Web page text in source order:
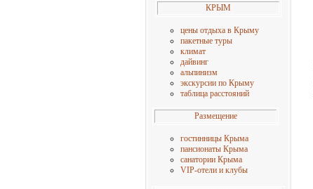
КРЫМ
цены отдыха в Крыму
пакетные туры
климат
дайвинг
альпинизм
экскурсии по Крыму
таблица расстояний
Размещение
гостинницы Крыма
пансионаты Крыма
санатории Крыма
VIP-отели и клубы